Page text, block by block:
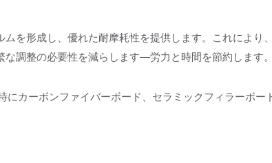
を形成し、優れた耐摩耗性を提供します。これにより
調整の必要性を減らします—労力と時間を節約します。
カーボンファイバーボード、セラミックフィラーボー